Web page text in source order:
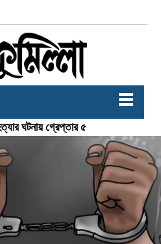
ঘটনায় গ্রেপ্তার ৫